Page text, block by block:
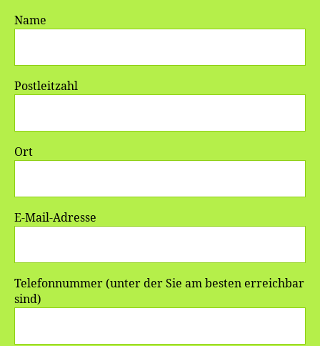
Name
Postleitzahl
Ort
E-Mail-Adresse
Telefonnummer (unter der Sie am besten erreichbar
sind)